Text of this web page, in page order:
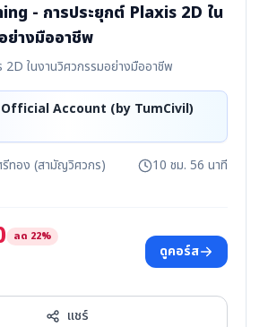
- การประยุกต์ Plaxis 2D ใน
ย่างมืออาชีพ
2D ในงานวิศวกรรมอย่างมืออาชีพ
Account (by TumCivil)
ทอง (สามัญวิศวกร)
10 ชม. 56 นาที
ลด 22%
ดูคอร์ส
แชร์